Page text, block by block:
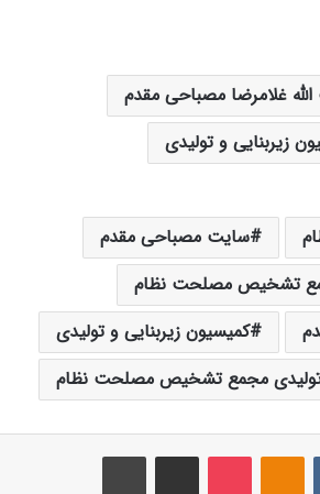
غلامرضا مصباحی مقدم
زیربنایی و تولیدی
سایت مصباحی مقدم
تشخیص مصلحت نظام
کمیسیون زیربنایی و تولیدی
تولیدی مجمع تشخیص مصلحت نظام
پاکت اشتراک گذاری از طریق ایمیل